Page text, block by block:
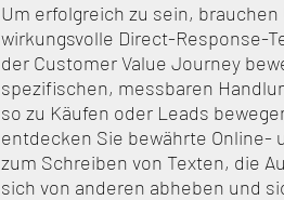
Um erfolgreich zu sein,
wirkungsvolle Direct-Response-
der Customer Value Journey
spezifischen, messbaren
so zu Käufen oder Leads
entdecken Sie bewährte Online-
zum Schreiben von Texten, die
sich von anderen abheben und